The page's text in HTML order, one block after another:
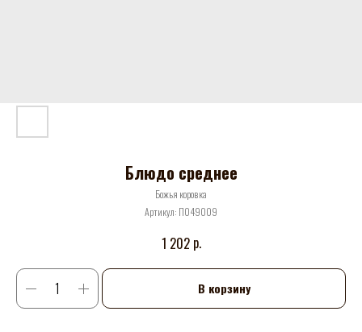
Блюдо среднее
Божья коровка
Артикул: П049009
1 202 р.
В корзину